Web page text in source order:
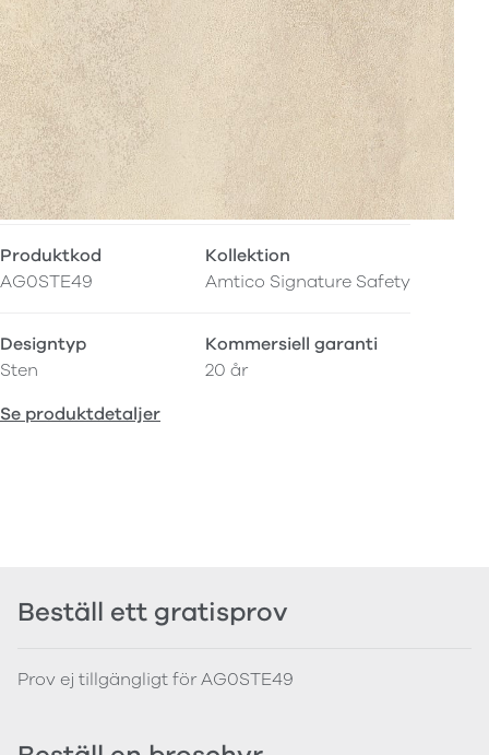
Produktkod
AG0STE49
Kollektion
Amtico Signature Safety
Designtyp
Sten
Kommersiell garanti
20 år
Se produktdetaljer
Beställ ett gratisprov
Prov ej tillgängligt för AG0STE49